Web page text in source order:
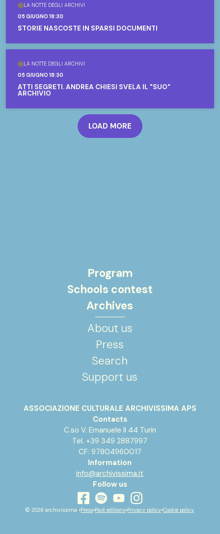
LA NOTTE DEGLI ARCHIVI
05 GIUGNO 18:30
STORIE NASCOSTE IN SPARSI DOCUMENTI
LA NOTTE DEGLI ARCHIVI
05 GIUGNO 18:30
ATTI SEGRETI. ANDREA CHIESI SVELA IL "SUO"
ARCHIVIO
LOAD MORE
Program
Schools contest
Archives
About us
Press
Search
Support us
ASSOCIAZIONE CULTURALE ARCHIVISSIMA APS
Contacts
C.so V. Emanuele II 44 Turin
Tel. +39 349 2887997
CF: 97804960017
Information
info@archivissima.it
Follow us
facebook
spotifyyoutubeinstagram
© 2026 archivissima •Press•Past editions•Privacy policy•Cookie policy